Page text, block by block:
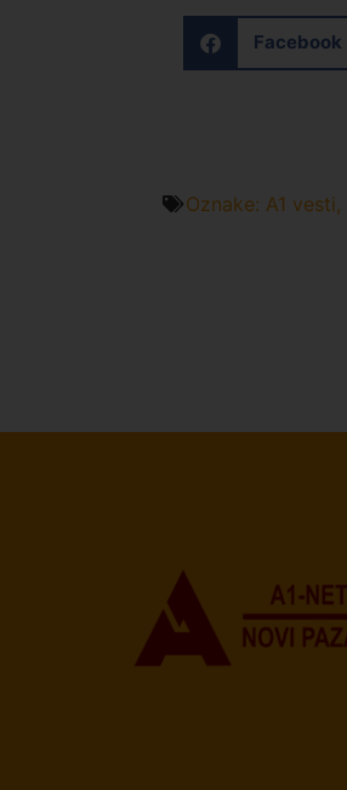
Facebook
Oznake: A1 vesti,